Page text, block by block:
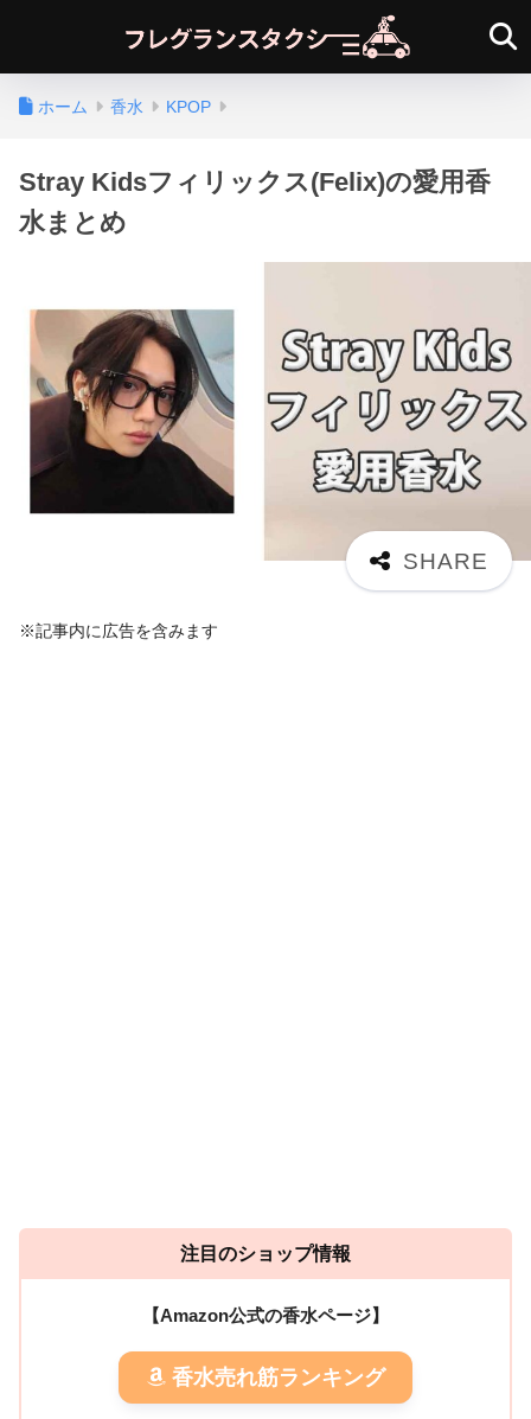
ホーム 香水 KPOP
Stray Kidsフィリックス(Felix)の愛用香
水まとめ
※記事内に広告を含みます
注目のショップ情報
【Amazon公式の香水ページ】
香水売れ筋ランキング